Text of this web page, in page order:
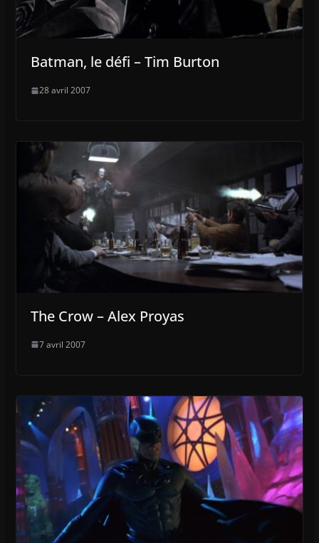
Batman, le défi – Tim Burton
28 avril 2007
The Crow – Alex Proyas
7 avril 2007